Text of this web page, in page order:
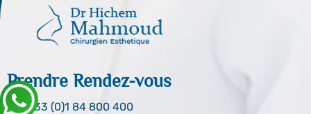
Prendre Rendez-vous
0033 (0)1 84 800 400